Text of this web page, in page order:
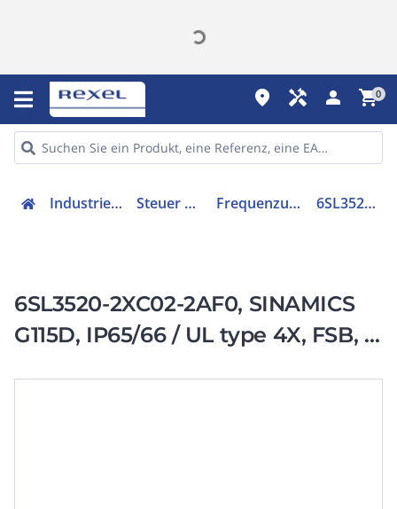
place handyman person shopping_cart0
Industriekomponenten Steuer & Regelgeräte Frequenzumrichter =< 1 kV 6SL35202XC022AF0
6SL3520-2XC02-2AF0, SINAMICS
G115D, IP65/66 / UL type 4X, FSB, 3